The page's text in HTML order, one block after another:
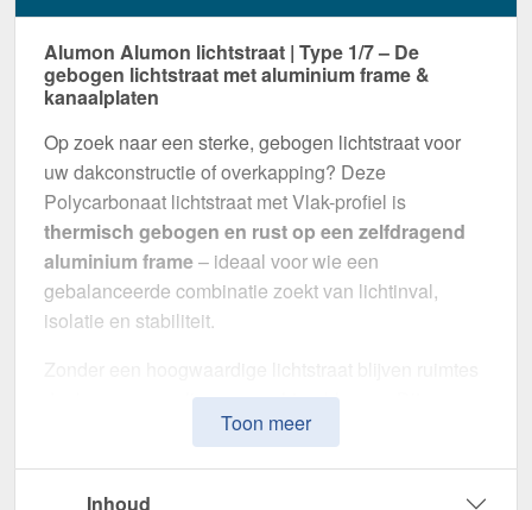
Alumon Alumon lichtstraat | Type 1/7 – De
gebogen lichtstraat met aluminium frame &
kanaalplaten
Op zoek naar een sterke, gebogen lichtstraat voor
uw dakconstructie of overkapping? Deze
Polycarbonaat lichtstraat met Vlak-profiel is
thermisch gebogen en rust op een zelfdragend
aluminium frame– ideaal voor wie een
gebalanceerde combinatie zoekt van lichtinval,
isolatie en stabiliteit.
donker en gevoelig voor vochtproblemen. Dit
systeem is speciaal ontwikkeld om
Toon meer
Inhoud